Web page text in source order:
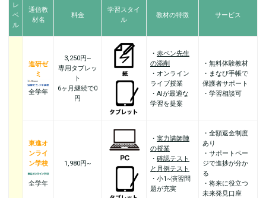
レ
ベ
ル
通信教
材名
料金
学習スタイ
ル
教材の特徴 サービス
進研ゼ
ミ
全学年
3,250円~
専用タブレッ
ト
6ヶ月継続で0
円
・ 赤ペン先生
の添削
・オンライン
ライブ授業
・AIが最適な
学習を提案
・無料体験教材
・まなび手帳で
保護者サポート
・学習相談可
東進オ
ンライ
ン学校
全学年
1,980円~
・ 実力講師陣
の授業
・ 確認テスト
と月例テスト
・小1~演習問
題が充実
・全額返金制度
あり
・サポートペー
ジで進捗が分か
る
・将来に役立つ
未来発見口座